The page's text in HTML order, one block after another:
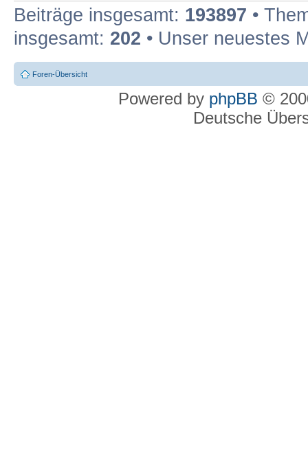
Beiträge insgesamt: 193897 •
insgesamt: 202 • Unser neuestes
Foren-Übersicht
Powered by phpBB ©
Deutsche